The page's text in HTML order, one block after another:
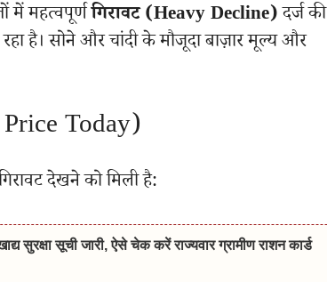
में महत्वपूर्णगिरावट (Heavy Decline)दर्ज की
है। सोने और चांदी के मौजूदा बाज़ार मूल्य और
Today)
देखने को मिली है:
सूची जारी, ऐसे चेक करें राज्यवार ग्रामीण राशन कार्ड